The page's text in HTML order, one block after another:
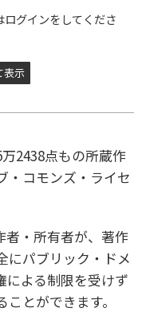
ログインをしてくださ
表示
2438点もの所蔵作
・コモンズ・ライセ
者・所有者が、著作
にパブリック・ドメ
による制限を受けず
とができます。